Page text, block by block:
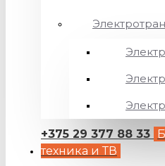
+375 29 377 88 33
техника и ТВ